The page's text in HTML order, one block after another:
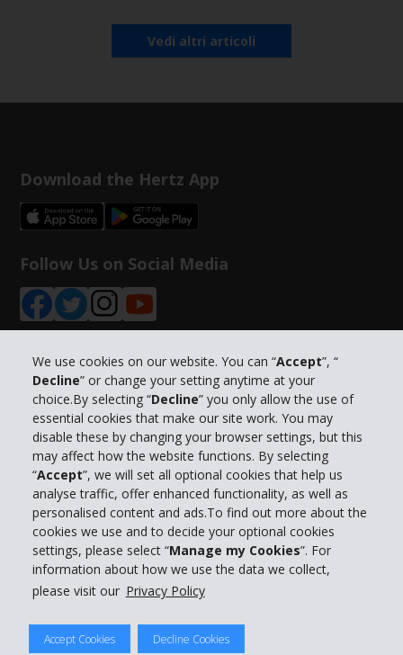
We use cookies on our website. You can “Accept”, “
Decline” or change your setting anytime at your
choice.By selecting “Decline” you only allow the use of
essential cookies that make our site work. You may
disable these by changing your browser settings, but this
may affect how the website functions. By selecting
“Accept”, we will set all optional cookies that help us
analyse traffic, offer enhanced functionality, as well as
personalised content and ads.To find out more about the
cookies we use and to decide your optional cookies
settings, please select “Manage my Cookies”. For
information about how we use the data we collect,
please visit our Privacy Policy
Accept Cookies Decline Cookies
Vedi altri articoli
Download the Hertz App
Follow Us on Social Media
Info su Hertz
Business
Customer Service
Prenota con Hertz
© 2026 The Hertz System, Inc.
Privacy Policy | Condizioni di Utilizzo |